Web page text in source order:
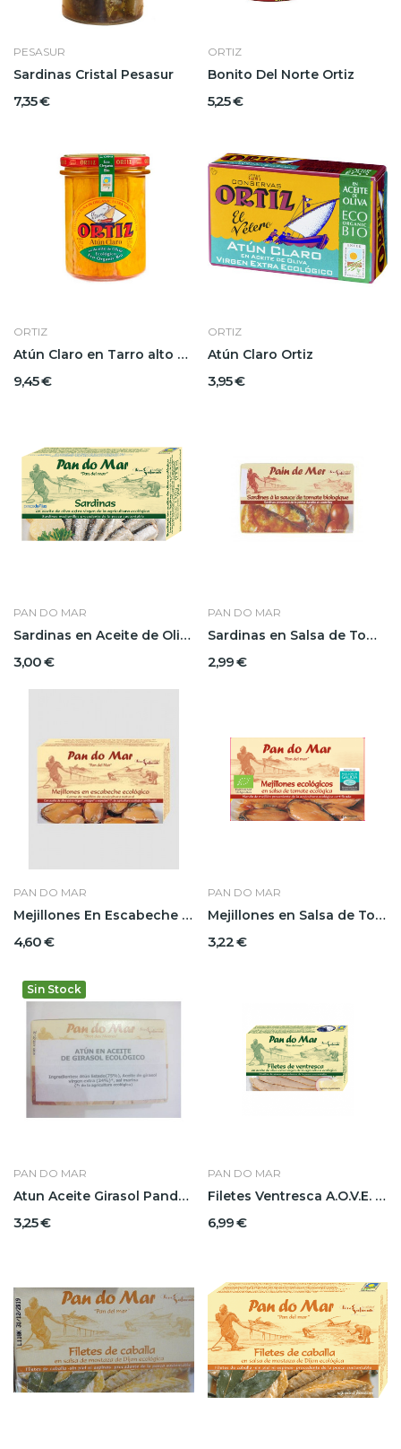
PESASUR
Sardinas Cristal Pesasur
7,35 €
ORTIZ
Bonito Del Norte Ortiz
5,25 €
ORTIZ
Atún Claro en Tarro alto Ortiz
9,45 €
ORTIZ
Atún Claro Ortiz
3,95 €
PAN DO MAR
Sardinas en Aceite de Oliva Ecológico BIO Pandomar
3,00 €
PAN DO MAR
Sardinas en Salsa de Tomate Pandomar
2,99 €
PAN DO MAR
Mejillones En Escabeche Pandomar
4,60 €
PAN DO MAR
Mejillones en Salsa de Tomate Pandomar
3,22 €
Sin Stock
PAN DO MAR
Atun Aceite Girasol Pandomar
3,25 €
PAN DO MAR
Filetes Ventresca A.O.V.E. Pandomar
6,99 €